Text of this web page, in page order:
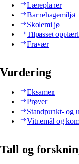
Læreplaner
Barnehagemiljø
Skolemiljø
Tilpasset
Fravær
Vurdering
Eksamen
Prøver
Standpunkt- og
Vitnemål og
Tall og